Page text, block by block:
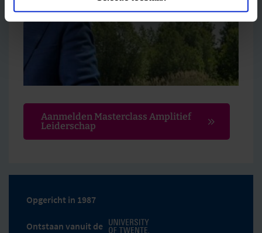
Aanmelden Masterclass Amplitief
Leiderschap
Opgericht in 1987
Ontstaan vanuit de